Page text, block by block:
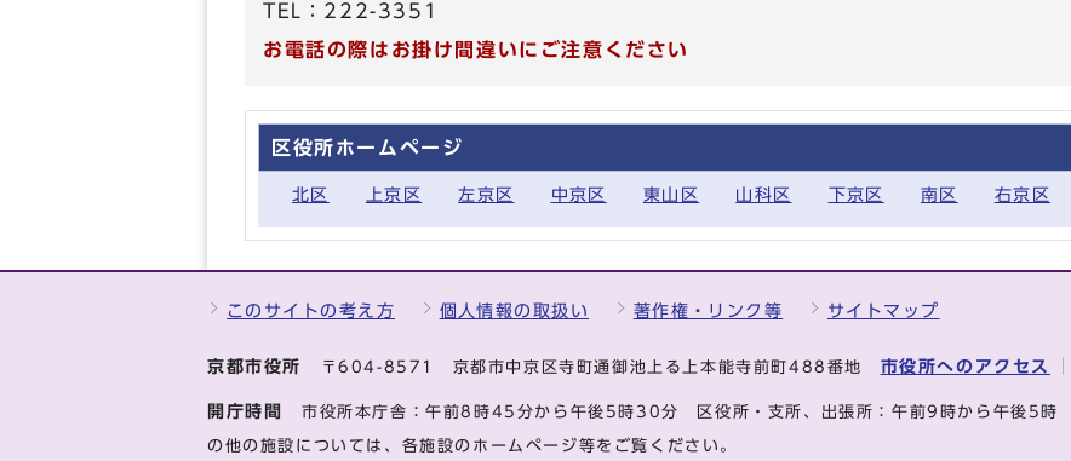
TEL：222-3351
お電話の際はお掛け間違いにご注意ください
区役所ホームページ
北区 上京区 左京区 中京区 東山区 山科区 下京区 南区 右京区
このサイトの考え方 個人情報の取扱い 著作権・リンク等 サイトマップ
京都市役所 〒604-8571 京都市中京区寺町通御池上る上本能寺前町488番地 市役所へのアクセス
開庁時間 市役所本庁舎：午前8時45分から午後5時30分 区役所・支所、出張所：午前9時から午後5時
の他の施設については、各施設のホームページ等をご覧ください。